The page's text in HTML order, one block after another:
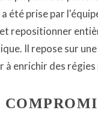
été prise par
repositionner
Il repose sur
à enrichir des